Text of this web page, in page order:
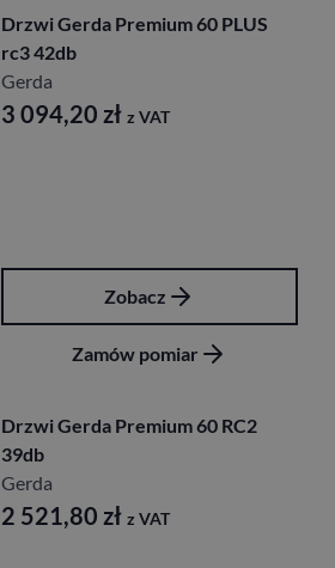
Drzwi Gerda Premium 60 PLUS
rc3 42db
Gerda
3 094,20 zł z VAT
Zobacz
Zamów pomiar
Drzwi Gerda Premium 60 RC2
39db
Gerda
2 521,80 zł z VAT